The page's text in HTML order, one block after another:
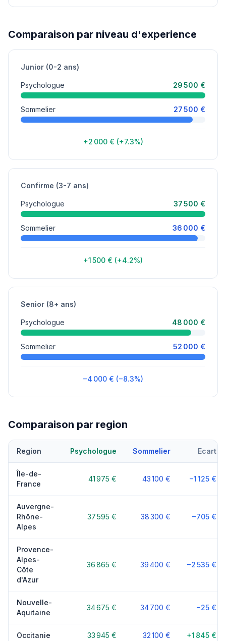
Comparaison par niveau d'experience
Junior (0-2 ans)
Psychologue 29 500 €
Sommelier 27 500 €
+2 000 € (+7.3%)
Confirme (3-7 ans)
Psychologue 37 500 €
Sommelier 36 000 €
+1 500 € (+4.2%)
Senior (8+ ans)
Psychologue 48 000 €
Sommelier 52 000 €
−4 000 € (−8.3%)
Comparaison par region
Region Psychologue Sommelier Ecart
Île-de-
France
41 975 € 43 100 € −1 125 €
Auvergne-
Rhône-
Alpes
37 595 € 38 300 € −705 €
Provence-
Alpes-
Côte
d'Azur
36 865 € 39 400 € −2 535 €
Nouvelle-
Aquitaine
34 675 € 34 700 € −25 €
Occitanie 33 945 € 32 100 € +1 845 €